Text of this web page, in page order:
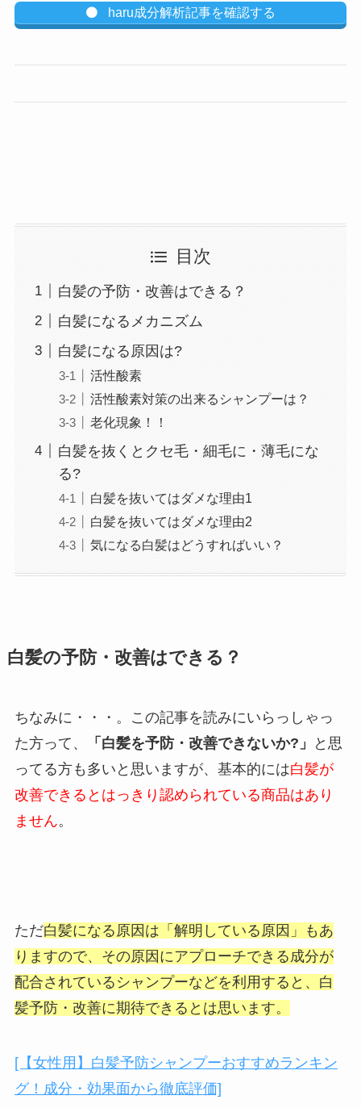
haru成分解析記事を確認する
目次
白髪の予防・改善はできる？
白髪になるメカニズム
白髪になる原因は?
活性酸素
活性酸素対策の出来るシャンプーは？
老化現象！！
白髪を抜くとクセ毛・細毛に・薄毛にな
る?
白髪を抜いてはダメな理由1
白髪を抜いてはダメな理由2
気になる白髪はどうすればいい？
白髪の予防・改善はできる？
ちなみに・・・。この記事を読みにいらっしゃっ
た方って、
「白髪を予防・改善できないか?」
と思
ってる方も多いと思いますが、基本的には白髪が
改善できるとはっきり認められている商品はあり
ません。
ただ白髪になる原因は「解明している原因」もあ
りますので、その原因にアプローチできる成分が
配合されているシャンプーなどを利用すると、白
髪予防・改善に期待できるとは思います。
[【女性用】白髪予防シャンプーおすすめランキン
グ！成分・効果面から徹底評価]